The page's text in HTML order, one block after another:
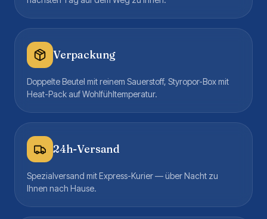
Verpackung
Doppelte Beutel mit reinem Sauerstoff, Styropor-Box mit
Heat-Pack auf Wohlfühltemperatur.
24h-Versand
Spezialversand mit Express-Kurier — über Nacht zu
Ihnen nach Hause.